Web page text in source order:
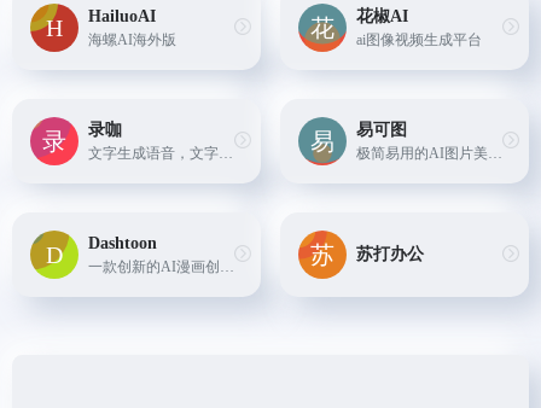
HailuoAI
海螺AI海外版
花椒AI
ai图像视频生成平台
录咖
文字生成语音，文字生成视频等多种功能
易可图
极简易用的AI图片美化及海报在线设计平台，提供AI商品图、AI模特、AI文案、智能抠图、图片压缩等，每日更新，轻松搞定设计！
Dashtoon
一款创新的AI漫画创作工具，为漫画爱好者和专业创作者提供了无限的可能。只需输入一个标题，就能帮我们搞定整个故事情节的漫画创作，而解决角色面容自然及角色一致性的问题，功能...
苏打办公